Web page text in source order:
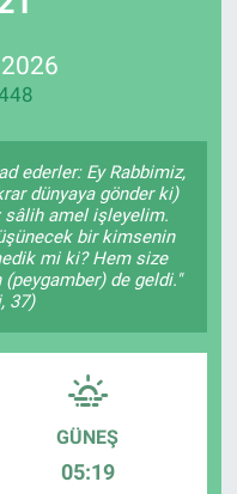
ederler: Ey Rabbimiz,
dünyaya gönder ki)
sâlih amel işleyelim.
bir kimsenin
mi ki? Hem size
(peygamber) de geldi."
37)
GÜNEŞ
05:19